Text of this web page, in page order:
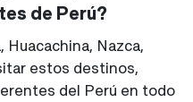
de Perú?
Nazca,
estos destinos,
del Perú en todo